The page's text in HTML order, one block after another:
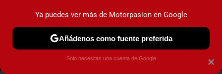
MENÚ NUEVO
COCHES ELÉCTRICOS OBSERVATORIO ×
Ya puedes ver más de Motorpasion en Google
Añádenos como fuente preferida
Solo necesitas una cuenta de Google